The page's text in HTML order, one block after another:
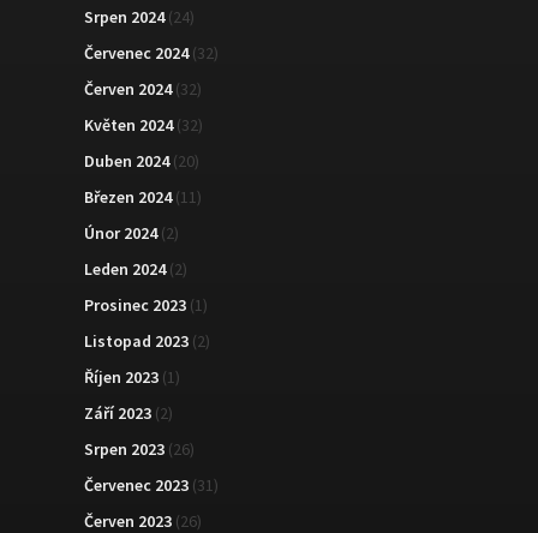
Srpen 2024(24)
Červenec 2024(32)
Červen 2024(32)
Květen 2024(32)
Duben 2024(20)
Březen 2024(11)
Únor 2024(2)
Leden 2024(2)
Prosinec 2023 (1)
Listopad 2023 (2)
Říjen 2023 (1)
Září 2023 (2)
Srpen 2023 (26)
Červenec 2023 (31)
Červen 2023 (26)